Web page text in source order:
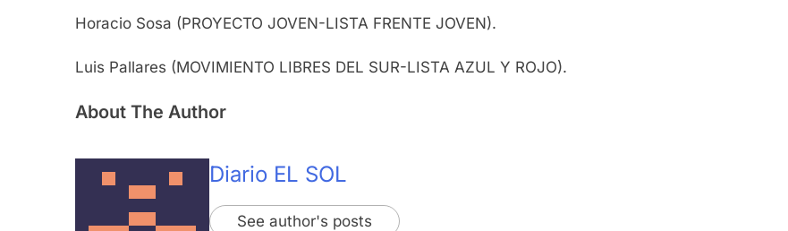
Horacio Sosa (PROYECTO JOVEN-LISTA FRENTE JOVEN).
Luis Pallares (MOVIMIENTO LIBRES DEL SUR-LISTA AZUL Y ROJO).
About The Author
Diario EL SOL
See author's posts